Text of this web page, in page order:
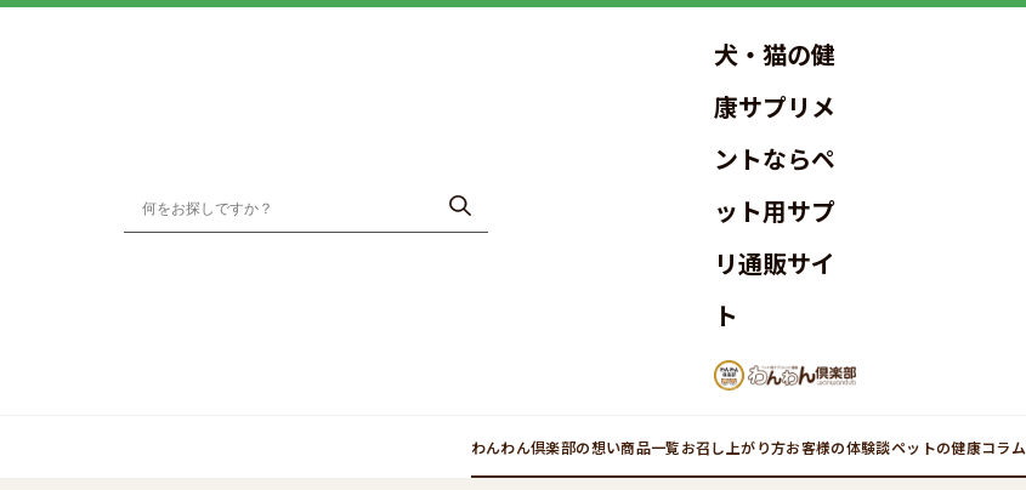
犬・猫の健
康サプリメ
ントならペ
ット用サプ
リ通販サイ
ト
わんわん倶楽部の想い商品一覧お召し上がり方お客様の体験談ペットの健康コラム